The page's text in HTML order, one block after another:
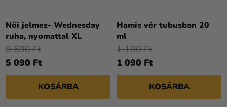
Női jelmez- Wednesday
ruha, nyomattal XL
5 090 Ft
9 590 Ft
KOSÁRBA
Hamis vér tubusban 20
ml
1 090 Ft
1 190 Ft
KOSÁRBA